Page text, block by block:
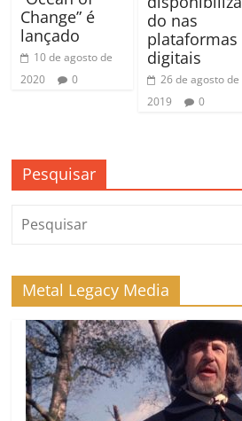
Change” é
lançado
10 de agosto de
2020
0
do nas
plataformas
digitais
26 de agosto de
2019
0
Pesquisar
Metal Legacy Media